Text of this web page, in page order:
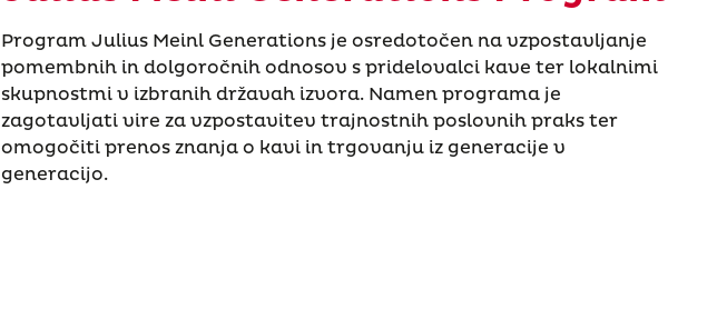
Program Julius Meinl Generations je osredotočen na vzpostavljanje
pomembnih in dolgoročnih odnosov s pridelovalci kave ter lokalnimi
skupnostmi v izbranih državah izvora. Namen programa je
zagotavljati vire za vzpostavitev trajnostnih poslovnih praks ter
omogočiti prenos znanja o kavi in trgovanju iz generacije v
generacijo.